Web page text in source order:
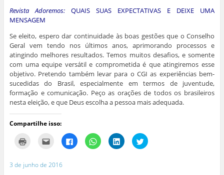
Revista Adoremos: QUAIS SUAS EXPECTATIVAS E DEIXE UMA
MENSAGEM
Se eleito, espero dar continuidade às boas gestões que o Conselho
Geral vem tendo nos últimos anos, aprimorando processos e
atingindo melhores resultados. Temos muitos desafios, e somente
com uma equipe versátil e comprometida é que atingiremos esse
objetivo. Pretendo também levar para o CGI as experiências bem-
sucedidas do Brasil, especialmente em termos de juventude,
formação e comunicação. Peço as orações de todos os brasileiros
nesta eleição, e que Deus escolha a pessoa mais adequada.
Compartilhe isso:
u
e
u
e
C
l
C
l
C
l
C
l
3 de junho de 2016